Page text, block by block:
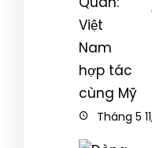
Tháng 5